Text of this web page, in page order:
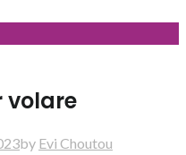
volare
by Evi Choutou